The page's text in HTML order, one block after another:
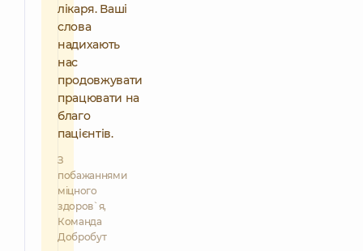
лікаря. Ваші
слова
надихають
нас
продовжувати
працювати на
благо
пацієнтів.
З
побажаннями
міцного
здоров`я,
Команда
Добробут